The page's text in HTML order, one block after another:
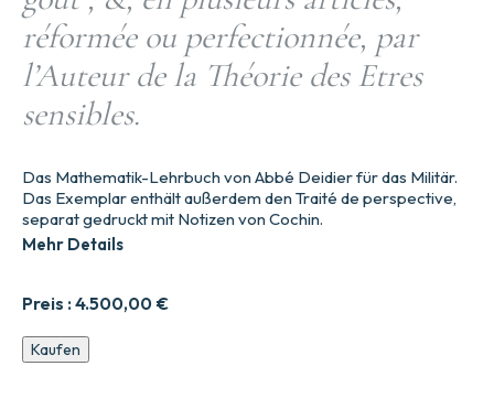
réformée ou perfectionnée, par
l’Auteur de la Théorie des Etres
sensibles.
Preis :4.500,00 €
Das Mathematik-Lehrbuch von Abbé Deidier für das Militär.
Das Exemplar enthält außerdem den Traité de perspective,
separat gedruckt mit Notizen von Cochin.
Mehr Details
Ele9ments
ge9ne9raux
Kaufen